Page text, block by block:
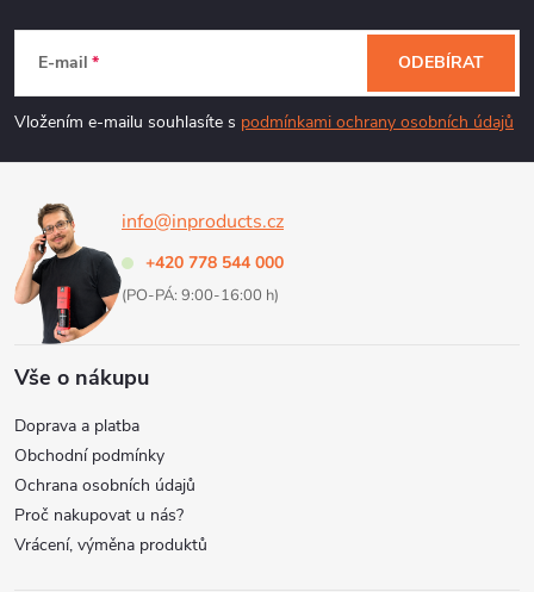
a
í
p
v
k
y
ý
p
i
p
a
E-mail
Vložením e-mailu souhlasíte s podmínkami ochrany osobních údajů
ODEBÍRAT
info@inproducts.cz
+420 778 544 000
(PO-PÁ: 9:00-16:00 h)
Vše o nákupu
Doprava a platba
Obchodní podmínky
Ochrana osobních údajů
Proč nakupovat u nás?
Vrácení, výměna produktů